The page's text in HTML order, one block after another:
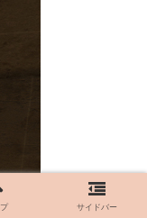
は広いので飾りが
サイドバー